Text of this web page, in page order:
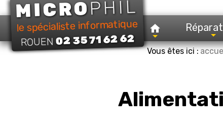
MICROPHIL
le spécialiste informatique
ROUEN 02 35 71 62 62
Vous êtes ici :